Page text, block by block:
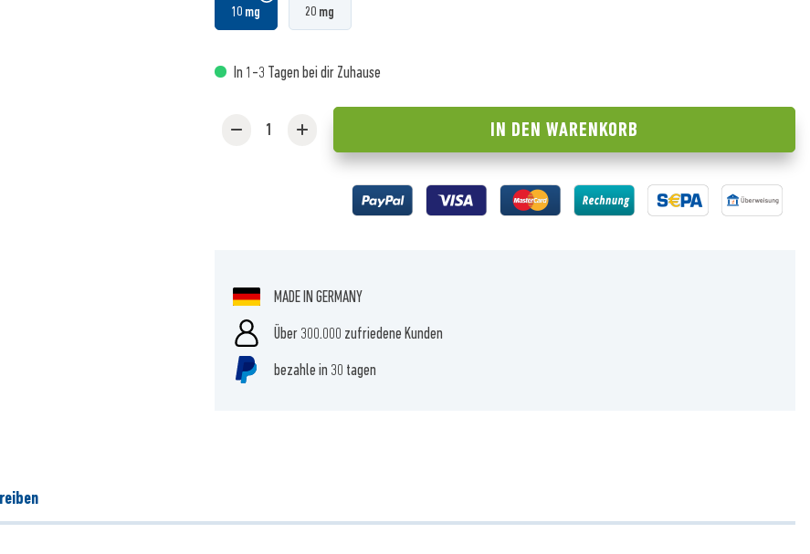
10 mg 20 mg
In 1-3 Tagen bei dir Zuhause
IN DEN WARENKORB
MADE IN GERMANY
Über 300.000 zufriedene Kunden
bezahle in 30 tagen